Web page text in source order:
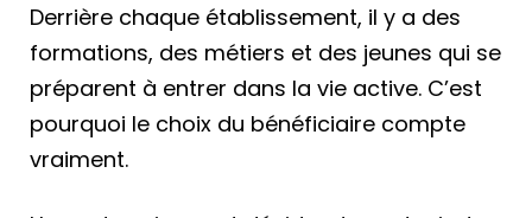
Derrière chaque établissement, il y a des
formations, des métiers et des jeunes qui se
préparent à entrer dans la vie active. C’est
pourquoi le choix du bénéficiaire compte
vraiment.